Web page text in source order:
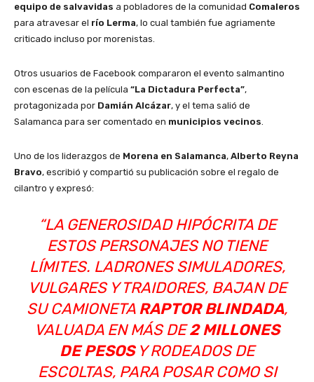
equipo de salvavidas a pobladores de la comunidad Comaleros
para atravesar el río Lerma, lo cual también fue agriamente
criticado incluso por morenistas.
Otros usuarios de Facebook compararon el evento salmantino
con escenas de la película “La Dictadura Perfecta”,
protagonizada por Damián Alcázar, y el tema salió de
Salamanca para ser comentado en municipios vecinos
Uno de los liderazgos de Morena en Salamanca, Alberto Reyna
Bravo, escribió y compartió su publicación sobre el regalo de
cilantro y expresó:
“LA GENEROSIDAD HIPÓCRITA DE
ESTOS PERSONAJES NO TIENE
LÍMITES. LADRONES SIMULADORES,
VULGARES Y TRAIDORES, BAJAN DE
SU CAMIONETARAPTOR BLINDADA,
VALUADA EN MÁS DE2 MILLONES
DE PESOSY RODEADOS DE
ESCOLTAS, PARA POSAR COMO SI